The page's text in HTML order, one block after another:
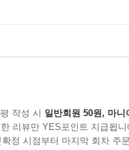
작성 시 일반회원 50원, 마니
리뷰만 YES포인트 지급됩니
정 시점부터 마지막 회차 주